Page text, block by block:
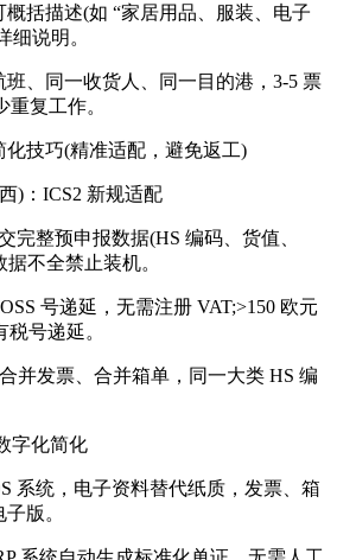
描述(如 “家居用品、服装、电子
细说明。
同一收货人、同一目的港，3-5 票
复工作。
技巧(精准适配，避免返工)
：ICS2 新规适配
整预申报数据(HS 编码、货值、
不全禁止装机。
号递延，无需注册 VAT;>150 欧元
号递延。
发票、合并箱单，同一大类 HS 编
化简化
统，电子资料替代纸质，发票、箱
版。